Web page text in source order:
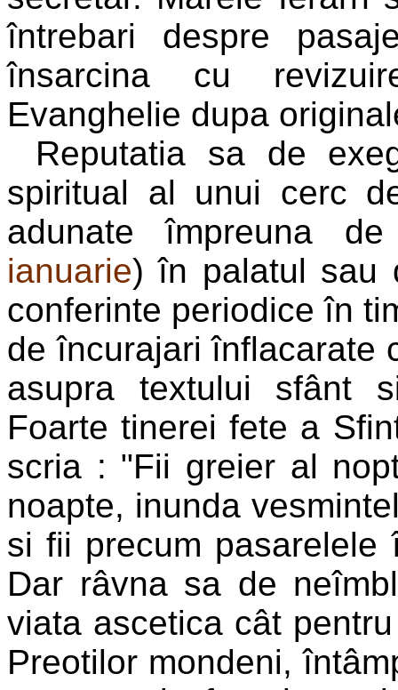
întrebari despre
însarcina cu
Evanghelie dupa
Reputatia sa de
spiritual al unui cerc
adunate împreuna
ianuarie) în palatul sau
conferinte periodice în
de încurajari înflacarate
asupra textului sfânt
Foarte tinerei fete a
scria : "Fii greier al
noapte, inunda
si fii precum pasarelele
Dar râvna sa de
viata ascetica cât
Preotilor mondeni,